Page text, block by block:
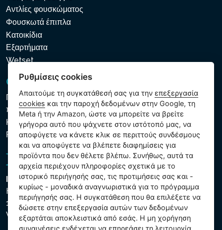
Αντλίες φουσκώματος
Φουσκωτά έπιπλα
Κατοικίδια
Εξαρτήματα
Wetset
GDPR και Cookies
Πολιτική προστασίας προσωπικών και λοιπών δεδομένων
που υποβάλλονται σε επεξεργασία
Κανόνες χρήσης των αρχείων cookie
Ρυθμίσεις cookies
Intex Trading, s.r.o.
Hradecká 2526/3
130 00 Praha 3
Vinohrady - Česká republika
Ρυθμίσεις cookies
Απαιτούμε τη συγκατάθεσή σας για τηνεπεξεργασία
cookies και την παροχή δεδομένων στην Google, τη
Meta ή την Amazon, ώστε να μπορείτε να βρείτε
γρήγορα αυτό που ψάχνετε στον ιστότοπό μας, να
αποφύγετε να κάνετε κλικ σε περιττούς συνδέσμους
και να αποφύγετε να βλέπετε διαφημίσεις για
προϊόντα που δεν θέλετε βλέπω. Συνήθως, αυτά τα
αρχεία περιέχουν πληροφορίες σχετικά με το
ιστορικό περιήγησής σας, τις προτιμήσεις σας και -
κυρίως - μοναδικά αναγνωριστικά για το πρόγραμμα
περιήγησής σας. Η συγκατάθεση που θα επιλέξετε να
δώσετε στην επεξεργασία αυτών των δεδομένων
εξαρτάται αποκλειστικά από εσάς. Η μη χορήγηση
συναινέσεις ενδέχεται να επηρεάσει τη λειτουργία